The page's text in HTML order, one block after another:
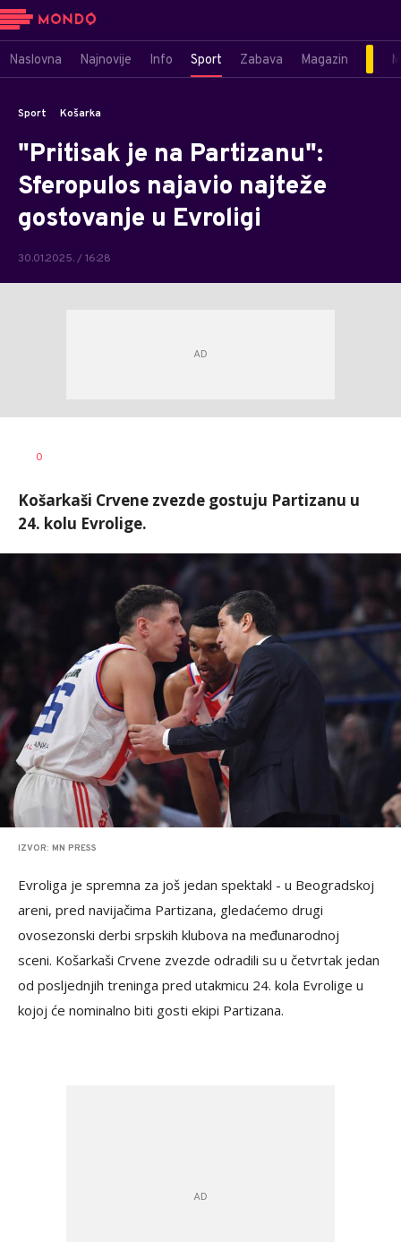
Naslovna Najnovije Info Sport Zabava Magazin
Sport Košarka
"Pritisak je na Partizanu":
Sferopulos najavio najteže
gostovanje u Evroligi
30.01.2025. / 16:28
0
Košarkaši Crvene zvezde gostuju Partizanu u
24. kolu Evrolige.
IZVOR: MN PRESS
Evroliga je spremna za još jedan spektakl - u Beogradskoj
areni, pred navijačima Partizana, gledaćemo drugi
ovosezonski derbi srpskih klubova na međunarodnoj
sceni. Košarkaši Crvene zvezde odradili su u četvrtak jedan
od posljednjih treninga pred utakmicu 24. kola Evrolige u
kojoj će nominalno biti gosti ekipi Partizana.